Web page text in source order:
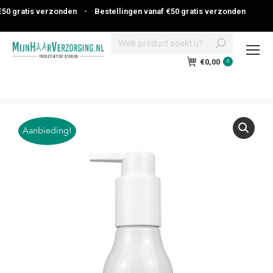
gratis verzonden • Bestellingen vanaf €50 gratis verzonden
Search:
€0,00 0
Aanbieding!